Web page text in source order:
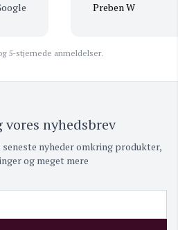
Preben W
5-stjernede anmeldelser.
nyhedsbrev
nyheder omkring produkter,
og meget mere